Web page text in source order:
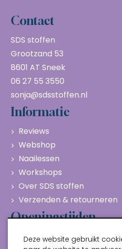
Contact
SDS stoffen
Grootzand 53
8601 AT Sneek
06 27 55 3550
sonja@sdsstoffen.nl
Informatie
Reviews
Webshop
Naailessen
Workshops
Over SDS stoffen
Verzenden & retourneren
Openingstijden
Maandag
Gesloten
Deze website gebruikt